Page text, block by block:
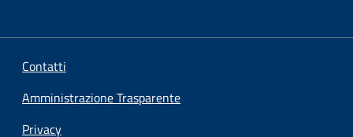
Contatti
Amministrazione Trasparente
Privacy